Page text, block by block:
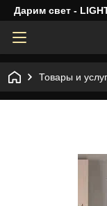
Дарим свет -
Товары и